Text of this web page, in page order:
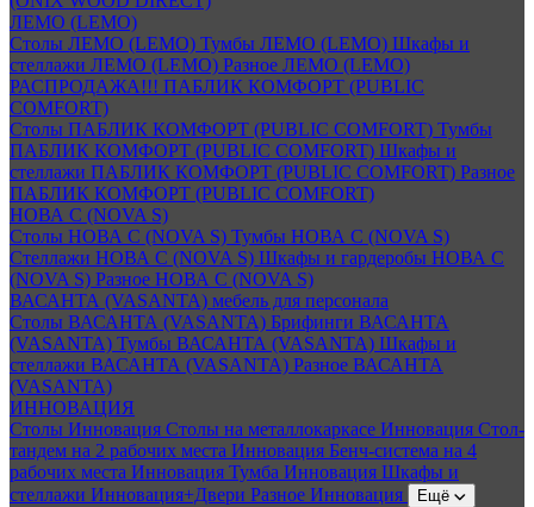
ЛЕМО (LEMO)
Столы ЛЕМО (LEMO) Тумбы ЛЕМО (LEMO) Шкафы и
стеллажи ЛЕМО (LEMO) Разное ЛЕМО (LEMO)
РАСПРОДАЖА!!! ПАБЛИК КОМФОРТ (PUBLIC
COMFORT)
Столы ПАБЛИК КОМФОРТ (PUBLIC COMFORT) Тумбы
ПАБЛИК КОМФОРТ (PUBLIC COMFORT) Шкафы и
стеллажи ПАБЛИК КОМФОРТ (PUBLIC COMFORT) Разное
ПАБЛИК КОМФОРТ (PUBLIC COMFORT)
НОВА С (NOVA S)
Столы НОВА С (NOVA S) Тумбы НОВА С (NOVA S)
Стеллажи НОВА С (NOVA S) Шкафы и гардеробы НОВА С
(NOVA S) Разное НОВА С (NOVA S)
ВАСАНТА (VASANTA) мебель для персонала
Столы ВАСАНТА (VASANTA) Брифинги ВАСАНТА
(VASANTA) Тумбы ВАСАНТА (VASANTA) Шкафы и
стеллажи ВАСАНТА (VASANTA) Разное ВАСАНТА
(VASANTA)
ИННОВАЦИЯ
Столы Инновация Столы на металлокаркасе Инновация Стол-
тандем на 2 рабочих места Инновация Бенч-система на 4
рабочих места Инновация Тумба Инновация Шкафы и
стеллажи Инновация+Двери Разное Инновация Ещё